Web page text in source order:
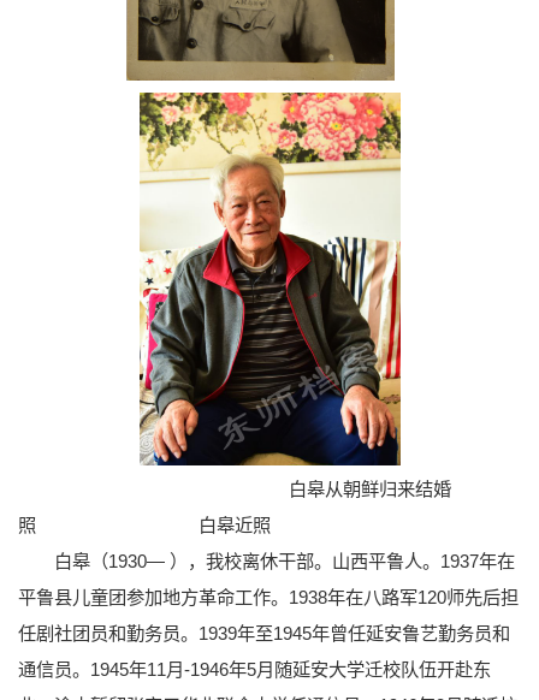
白皋从朝鲜归来结婚
照 白皋近照
白皋（1930— ），我校离休干部。山西平鲁人。1937年在
平鲁县儿童团参加地方革命工作。1938年在八路军120师先后担
任剧社团员和勤务员。1939年至1945年曾任延安鲁艺勤务员和
通信员。1945年11月-1946年5月随延安大学迁校队伍开赴东